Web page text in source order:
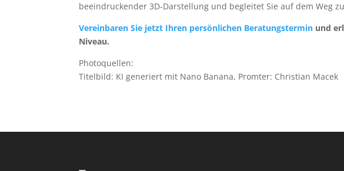
beeindruckender 3D-Darstellung und begleitet Sie auf dem Weg
Vereinbaren Sie jetzt Ihren persönlichen Beratungstermin und
Niveau.
Photoquellen:
Titelbild: KI generiert mit Nano Banana, Promter: Christian Macek